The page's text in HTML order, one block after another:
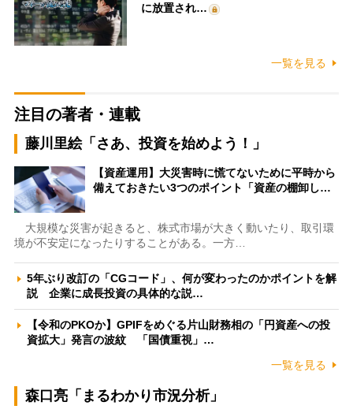
に放置され…
一覧を見る
注目の著者・連載
藤川里絵「さあ、投資を始めよう！」
【資産運用】大災害時に慌てないために平時から
備えておきたい3つのポイント「資産の棚卸し…
大規模な災害が起きると、株式市場が大きく動いたり、取引環
境が不安定になったりすることがある。一方…
5年ぶり改訂の「CGコード」、何が変わったのかポイントを解
説 企業に成長投資の具体的な説…
【令和のPKOか】GPIFをめぐる片山財務相の「円資産への投
資拡大」発言の波紋 「国債重視」…
一覧を見る
森口亮「まるわかり市況分析」